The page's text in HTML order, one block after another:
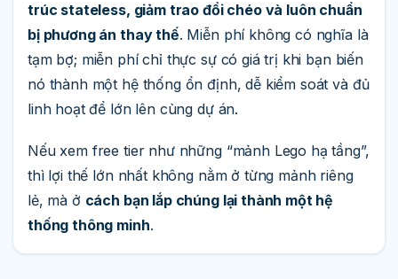
trúc stateless, giảm trao đổi chéo và luôn chuẩn
bị phương án thay thế. Miễn phí không có nghĩa là
tạm bợ; miễn phí chỉ thực sự có giá trị khi bạn biến
nó thành một hệ thống ổn định, dễ kiểm soát và đủ
linh hoạt để lớn lên cùng dự án.
Nếu xem free tier như những “mảnh Lego hạ tầng”,
thì lợi thế lớn nhất không nằm ở từng mảnh riêng
lẻ, mà ở cách bạn lắp chúng lại thành một hệ
thống thông minh.